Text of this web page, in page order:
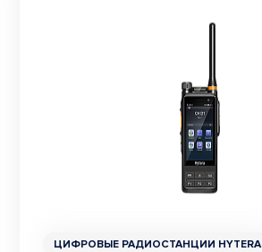
ЦИФРОВЫЕ РАДИОСТАНЦИИ HYTERA